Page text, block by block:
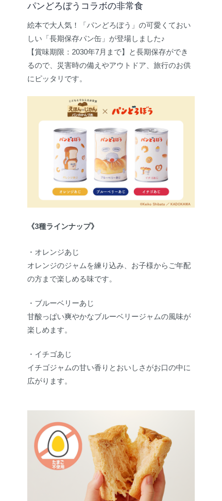
パンどろぼうコラボの非常食
絵本で大人気！「パンどろぼう」の可愛くておい
しい「長期保存パン缶」が登場しました♪
【賞味期限：2030年7月まで】と長期保存ができ
るので、災害時の備えやアウトドア、旅行のお供
にピッタリです。
《3種ラインナップ》
・オレンジあじ
オレンジのジャムを練り込み、お子様からご年配
の方まで楽しめる味です。
・ブルーベリーあじ
甘酸っぱい爽やかなブルーベリージャムの風味が
楽しめます。
・イチゴあじ
イチゴジャムの甘い香りとおいしさがお口の中に
広がります。